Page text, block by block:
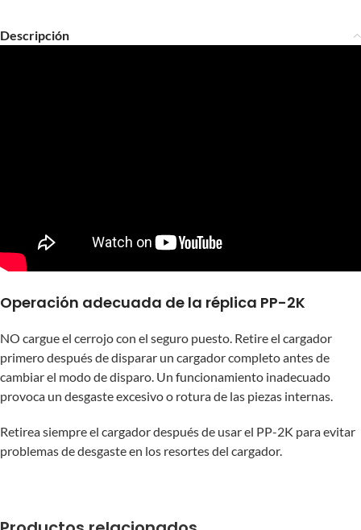
Descripción
Operación adecuada de la réplica PP-2K
NO cargue el cerrojo con el seguro puesto. Retire el cargador
primero después de disparar un cargador completo antes de
cambiar el modo de disparo. Un funcionamiento inadecuado
provoca un desgaste excesivo o rotura de las piezas internas.
Retirea siempre el cargador después de usar el PP-2K para evitar
problemas de desgaste en los resortes del cargador.